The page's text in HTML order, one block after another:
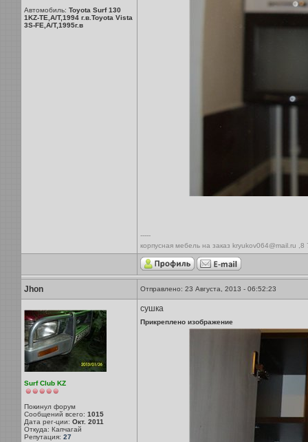
Автомобиль: Toyota Surf 130
1KZ-TE,A/T,1994 г.в.Toyota Vista
3S-FE,A/T,1995г.в
-----
корпусная мебель на заказ kryukov064@mail.ru
Jhon Отправлено: 23 Августа, 2013 - 06:52:23
Surf Club KZ
Покинул форум
Сообщений всего: 1015
Дата рег-ции: Окт. 2011
Откуда: Капчагай
Репутация: 27
сушка
Прикреплено изображение